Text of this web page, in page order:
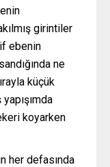
girintiler
ebenin
ne
küçük
koyarken
her defasında